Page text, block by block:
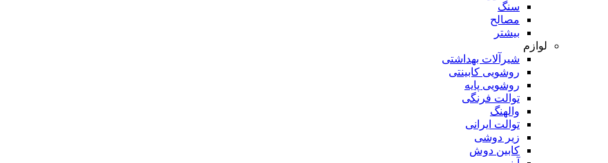
سنگ
مصالح
بیشتر
لوازم
شیرآلات بهداشتی
روشویی کابینتی
روشویی پایه
توالت فرنگی
والهنگ
توالت ایرانی
زیر دوشی
کابین دوش